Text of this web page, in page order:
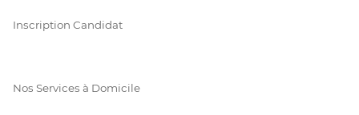
Inscription Candidat
Nos Services à Domicile